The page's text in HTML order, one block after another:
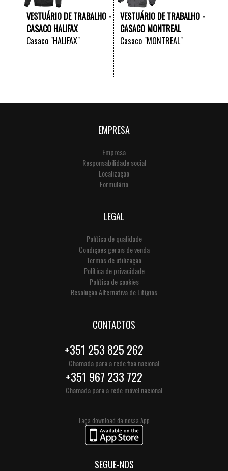
VESTUÁRIO DE TRABALHO -
CASACO HALIFAX
Casaco "HALIFAX"
VESTUÁRIO DE TRABALHO -
CASACO MONTREAL
Casaco "MONTREAL"
EMPRESA
Empresa
Responsabilidade social
Localização
Formulário
LEGAL
Política de qualidade
Condições gerais de venda
Termos de utilização
Política de privacidade
Política de cookies
Resolução Alternativa de Litígios
CONTACTOS
+351 253 825 262
Chamada para a rede fixa nacional
+351 967 233 722
Chamada para a rede móvel nacional
Faça download da nossa App
SEGUE-NOS